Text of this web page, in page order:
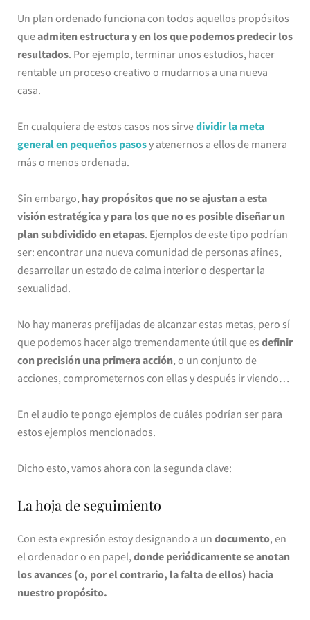
Un plan ordenado funciona con todos aquellos propósitos
queadmiten estructura y en los que podemos predecir los
resultados. Por ejemplo, terminar unos estudios, hacer
rentable un proceso creativo o mudarnos a una nueva
casa.
En cualquiera de estos casos nos sirvedividir la meta
general en pequeños pasosy atenernos a ellos de manera
más o menos ordenada.
Sin embargo, hay propósitos que no se ajustan a esta
visión estratégica y para los que no es posible diseñar un
plan subdividido en etapas. Ejemplos de este tipo podrían
ser: encontrar una nueva comunidad de personas afines,
desarrollar un estado de calma interior o despertar la
sexualidad.
No hay maneras prefijadas de alcanzar estas metas, pero sí
que podemos hacer algo tremendamente útil que es definir
con precisión una primera acción, o un conjunto de
acciones, comprometernos con ellas y después ir viendo…
En el audio te pongo ejemplos de cuáles podrían ser para
estos ejemplos mencionados.
Dicho esto, vamos ahora con la segunda clave:
La hoja de seguimiento
Con esta expresión estoy designando a un documento, en
el ordenador o en papel, donde periódicamente se anotan
los avances (o, por el contrario, la falta de ellos) hacia
nuestro propósito.